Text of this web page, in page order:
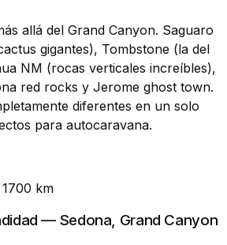
allá del Grand Canyon. Saguaro
gigantes), Tombstone (la del
NM (rocas verticales increíbles),
red rocks y Jerome ghost town.
diferentes en un solo
para autocaravana.
1700 km
— Sedona, Grand Canyon